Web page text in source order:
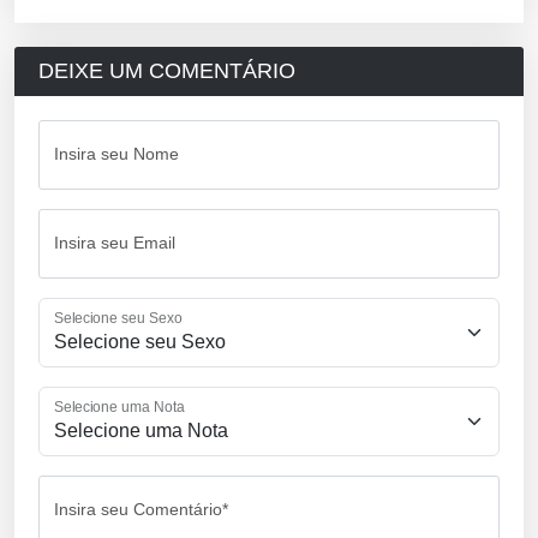
DEIXE UM COMENTÁRIO
Insira seu Nome
Insira seu Email
Selecione seu Sexo
Selecione uma Nota
Insira seu Comentário*